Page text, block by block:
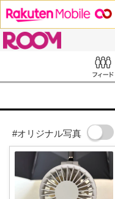
#オリジナル写真